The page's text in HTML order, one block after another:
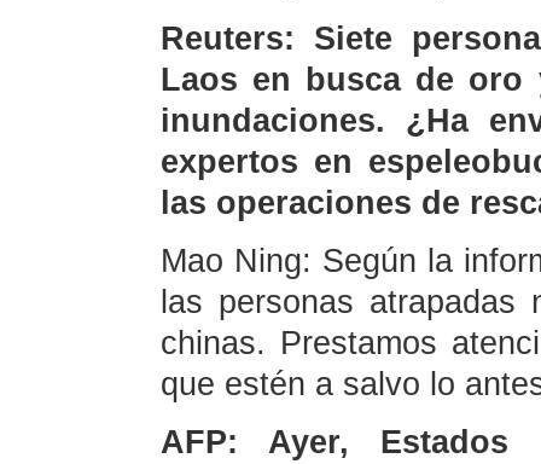
Reuters: Siete
Laos en busca de oro
inundaciones. ¿Ha
expertos en
las operaciones de
Mao Ning: Según la
las personas atrapadas
chinas. Prestamos
que estén a salvo lo
AFP: Ayer,